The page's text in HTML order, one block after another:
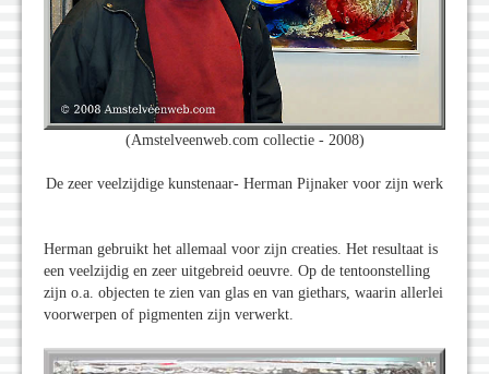
(Amstelveenweb.com collectie - 2008)
De zeer veelzijdige kunstenaar- Herman Pijnaker voor zijn werk
Herman gebruikt het allemaal voor zijn creaties. Het resultaat is
een veelzijdig en zeer uitgebreid oeuvre. Op de tentoonstelling
zijn o.a. objecten te zien van glas en van giethars, waarin allerlei
voorwerpen of pigmenten zijn verwerkt.